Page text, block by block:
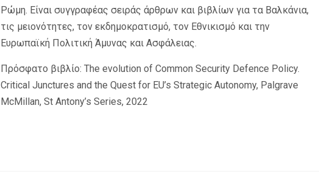
Ρώμη. Είναι συγγραφέας σειράς άρθρων και βιβλίων για τα Βαλκάνια,
τις μειονότητες, τον εκδημοκρατισμό, τον Εθνικισμό και την
Ευρωπαϊκή Πολιτική Άμυνας και Ασφάλειας.
Πρόσφατο βιβλίο: The evolution of Common Security Defence Policy.
Critical Junctures and the Quest for EU’s Strategic Autonomy, Palgrave
McMillan, St Antony’s Series, 2022